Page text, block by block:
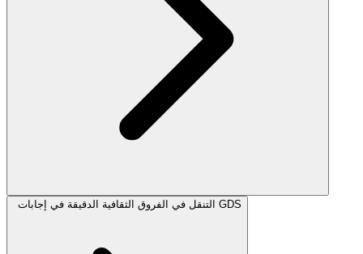
التنقل في الفروق الثقافية الدقيقة في إجابات GDS